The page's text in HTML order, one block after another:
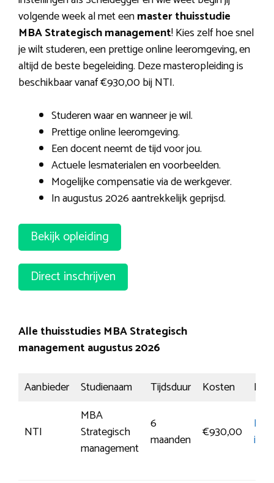
volgende week al met eenmaster thuisstudie
MBA Strategisch management! Kies zelf hoe snel
je wilt studeren, een prettige online leeromgeving, en
altijd de beste begeleiding. Deze masteropleiding is
beschikbaar vanaf €930,00 bij NTI.
Studeren waar en wanneer je wil.
Prettige online leeromgeving.
Een docent neemt de tijd voor jou.
Actuele lesmaterialen en voorbeelden.
Mogelijke compensatie via de werkgever.
In augustus 2026 aantrekkelijk geprijsd.
Bekijk opleiding
Direct inschrijven
Alle thuisstudies MBA Strategisch
management augustus 2026
Aanbieder Studienaam Tijdsduur Kosten
NTI
MBA
Strategisch
management
6
maanden
€930,00